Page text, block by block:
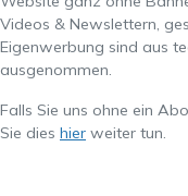
Videos & Newslettern,
Eigenwerbung sind aus
ausgenommen.
Falls Sie uns ohne ein
Sie dies hier weiter tun.